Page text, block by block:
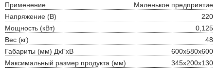
Применение
Маленькое предприятие
Напряжение (В)
220
Мощность (кВт)
0,125
Вес (кг)
48
Габариты (мм) ДхГхВ
600х580х600
Максимальный размер продукта (мм)
345x200x130